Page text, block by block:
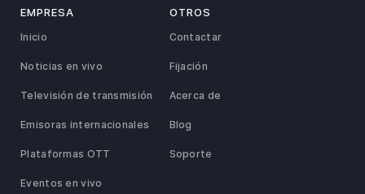
EMPRESA
Inicio
Noticias en vivo
Televisión de transmisión
Emisoras internacionales
Plataformas OTT
Eventos en vivo
OTROS
Contactar
Fijación
Acerca de
Blog
Soporte